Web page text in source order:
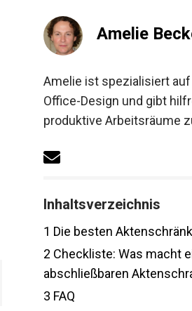
Amelie
Amelie ist spezialisiert
Office-Design und gibt
produktive Arbeitsräume
Inhaltsverzeichnis
1 Die besten
2 Checkliste: Was macht
abschließbaren
3 FAQ